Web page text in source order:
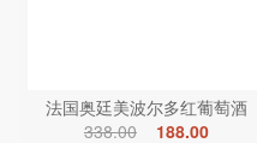
法国奥廷美波尔多红葡萄酒
338.00
188.00